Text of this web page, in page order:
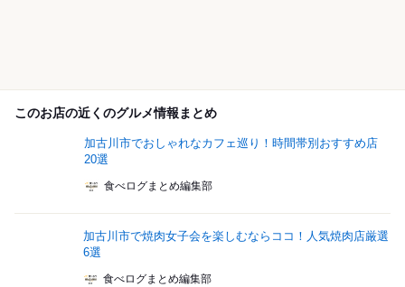
このお店の近くのグルメ情報まとめ
加古川市でおしゃれなカフェ巡り！時間帯別おすすめ店
20選
食べログまとめ編集部
加古川市で焼肉女子会を楽しむならココ！人気焼肉店厳選
6選
食べログまとめ編集部